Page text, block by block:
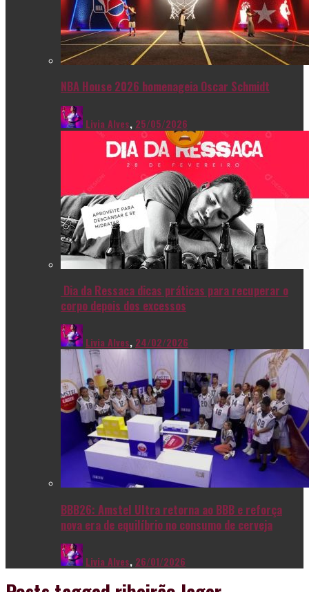
NBA House 2026 homenageia Oscar Schmidt
Livia Alves, 25/05/2026
Dia da Ressaca dicas práticas para recuperar o
corpo depois dos excessos
Livia Alves, 24/02/2026
BBB26: Amstel Ultra retorna ao BBB e reforça
nova era de equilíbrio no consumo de cerveja
Livia Alves, 26/01/2026